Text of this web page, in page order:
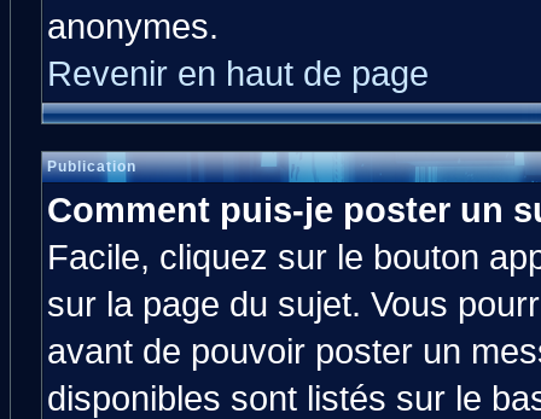
anonymes.
Revenir en haut de page
Publication
Comment puis-je poster un
Facile, cliquez sur le bouton
sur la page du sujet. Vous
avant de pouvoir poster un
disponibles sont listés sur le